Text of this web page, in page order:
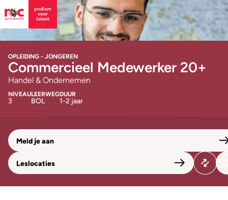
OPLEIDING - JONGEREN
Commercieel Medewerker 20+
Handel & Ondernemen
NIVEAU
3
LEERWEG
BOL
DUUR
1-2 jaar
Meld je aan
Leslocaties